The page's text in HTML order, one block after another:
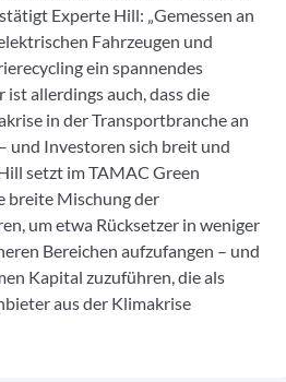
Experte Hill: „Gemessen an
Fahrzeugen und
ein spannendes
ist allerdings auch, dass die
in der Transportbranche an
und Investoren sich breit und
setzt im TAMAC Green
breite Mischung der
um etwa Rücksetzer in weniger
Bereichen aufzufangen – und
Kapital zuzuführen, die als
aus der Klimakrise